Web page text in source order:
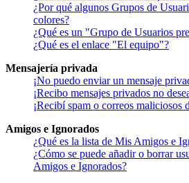
¿Por qué algunos Grupos de
colores?
¿Qué es un "Grupo de Usuarios
¿Qué es el enlace "El equipo"?
Mensajería privada
¡No puedo enviar un mensaje
¡Recibo mensajes privados no
¡Recibí spam o correos maliciosos
Amigos e Ignorados
¿Qué es la lista de Mis Amigos e
¿Cómo se puede añadir o borrar
Amigos e Ignorados?